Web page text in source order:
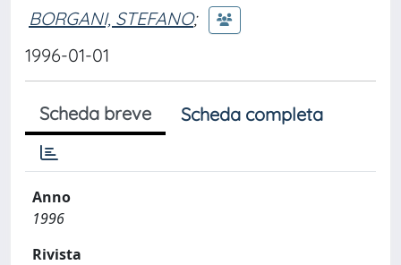
BORGANI, STEFANO;
1996-01-01
Scheda breve Scheda completa
Anno
1996
Rivista